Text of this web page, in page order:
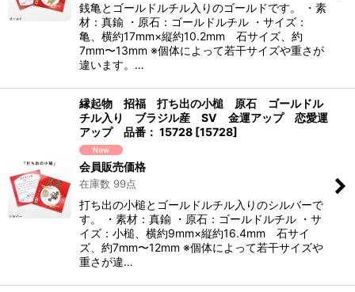
銭亀とゴールドルチル入りのゴールドです。 ・素
材：真鍮 ・原石：ゴールドルチル ・サイズ：
亀、横約17mm×縦約10.2mm 石サイズ、約
7mm〜13mm ※個体によって若干サイズや重さが
違います。…
縁起物 招福 打ち出の小槌 原石 ゴールドル
チル入り ブラジル産 SV 金運アップ 恋愛運
アップ 品番： 15728 [15728]
会員販売価格
在庫数 99点
打ち出の小槌とゴールドルチル入りのシルバーで
す。 ・素材：真鍮 ・原石：ゴールドルチル ・サ
イズ：小槌、横約9mm×縦約16.4mm 石サイ
ズ、約7mm〜12mm ※個体によって若干サイズや
重さが違…